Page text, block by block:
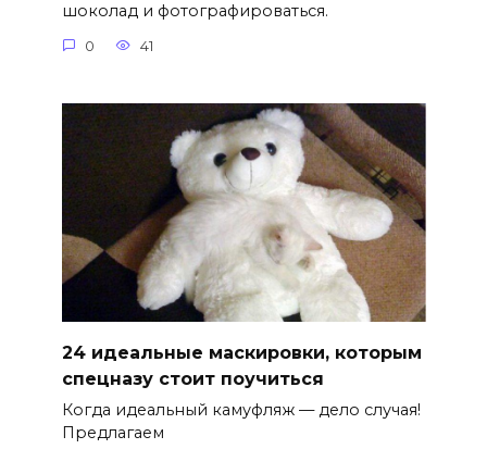
шоколад и фотографироваться.
0 41
24 идеальные маскировки, которым
спецназу стоит поучиться
Когда идеальный камуфляж — дело случая!
Предлагаем